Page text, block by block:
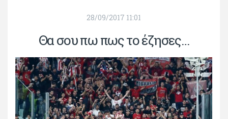
28/09/2017 11:01
Θα σου πω πως το έζησες…